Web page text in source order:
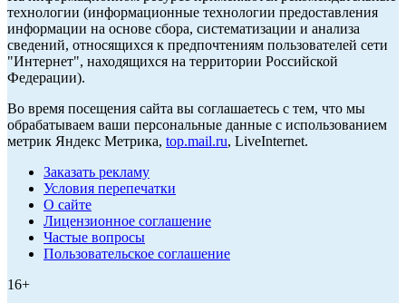
технологии (информационные технологии предоставления
информации на основе сбора, систематизации и анализа
сведений, относящихся к предпочтениям пользователей сети
"Интернет", находящихся на территории Российской
Федерации).
Во время посещения сайта вы соглашаетесь с тем, что мы
обрабатываем ваши персональные данные с использованием
метрик Яндекс Метрика, top.mail.ru, LiveInternet.
Заказать рекламу
Условия перепечатки
О сайте
Лицензионное соглашение
Частые вопросы
Пользовательское соглашение
16+